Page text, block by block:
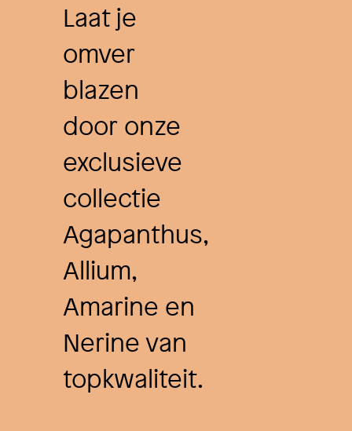
Laat je
omver
blazen
door onze
exclusieve
collectie
Agapanthus,
Allium,
Amarine en
Nerine van
topkwaliteit.